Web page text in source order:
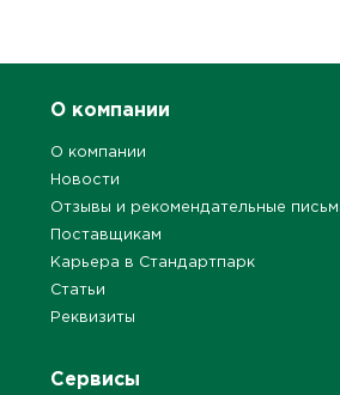
О компании
О компании
Новости
Отзывы и рекомендательные
Поставщикам
Карьера в Стандартпарк
Статьи
Реквизиты
Сервисы